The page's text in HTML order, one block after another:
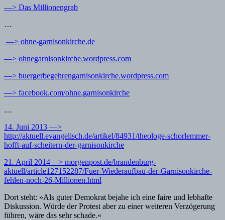
—> Das Millionengrab
…
—> ohne-garnisonkirche.de
—> ohnegarnisonkirche.wordpress.com
—> buergerbegehrengarnisonkirche.wordpress.com
—> facebook.com/ohne.garnisonkirche
…
14. Juni 2013 —>
http://aktuell.evangelisch.de/artikel/84931/theologe-schorlemmer-
hofft-auf-scheitern-der-garnisonkirche
21. April 2014—> morgenpost.de/brandenburg-
aktuell/article127152287/Fuer-Wiederaufbau-der-Garnisonkirche-
fehlen-noch-26-Millionen.html
Dort steht: »Als guter Demokrat bejahe ich eine faire und lebhafte
Diskussion. Würde der Protest aber zu einer weiteren Verzögerung
führen, wäre das sehr schade.«